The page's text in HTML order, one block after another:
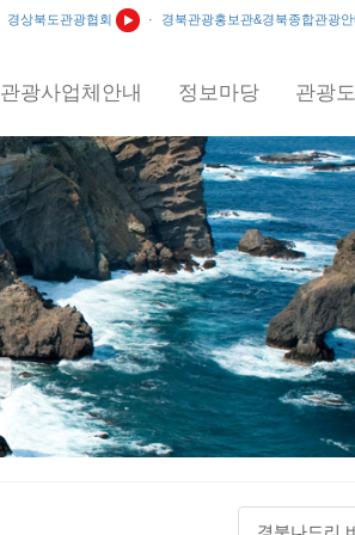
경상북도관광협회 · 경북관광홍보관&경북종합관광
관광사업체안내 정보마당 관광
경북나드리